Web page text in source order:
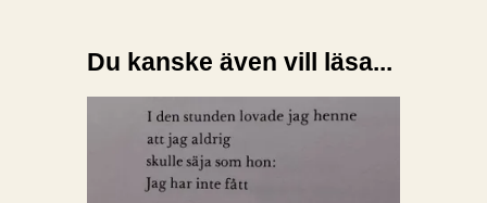
Du kanske även vill läsa...